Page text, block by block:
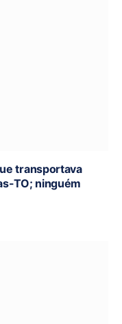
transportava
TO; ninguém